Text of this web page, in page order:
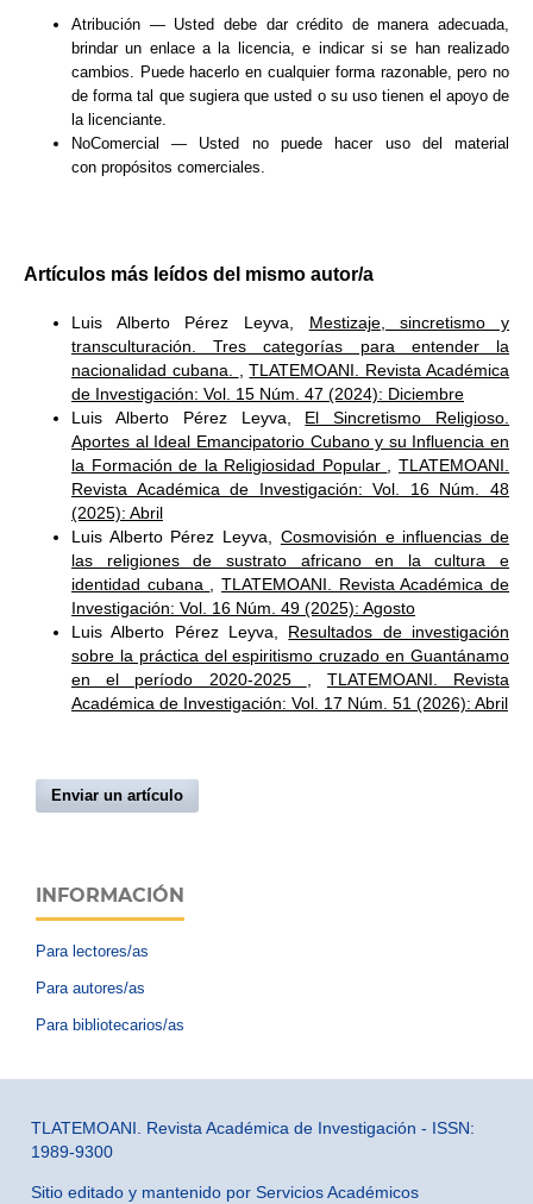
Atribución — Usted debe darcrédito de manera adecuada
brindar un enlace a la licencia, e indicar si se han realizado
cambios . Puede hacerlo en cualquier forma razonable, pero no
de forma tal que sugiera que usted o su uso tienen el apoyo de
la licenciante.
NoComercial — Usted no puede hacer uso del material
con propósitos comerciales
Artículos más leídos del mismo autor/a
Luis Alberto Pérez Leyva, Mestizaje, sincretismo y
transculturación. Tres categorías para entender la
nacionalidad cubana.
,TLATEMOANI. Revista Académica
de Investigación: Vol. 15 Núm. 47 (2024): Diciembre
Luis Alberto Pérez Leyva, El Sincretismo Religioso.
Aportes al Ideal Emancipatorio Cubano y su Influencia en
la Formación de la Religiosidad Popular
,TLATEMOANI.
Revista Académica de Investigación: Vol. 16 Núm. 48
(2025): Abril
Luis Alberto Pérez Leyva, Cosmovisión e influencias de
las religiones de sustrato africano en la cultura e
identidad cubana
,TLATEMOANI. Revista Académica de
Investigación: Vol. 16 Núm. 49 (2025): Agosto
Luis Alberto Pérez Leyva, Resultados de investigación
sobre la práctica del espiritismo cruzado en Guantánamo
en el período 2020-2025
TLATEMOANI. Revista
Académica de Investigación: Vol. 17 Núm. 51 (2026): Abril
Enviar un artículo
INFORMACIÓN
Para lectores/as
Para autores/as
Para bibliotecarios/as
TLATEMOANI. Revista Académica de Investigación - ISSN:
1989-9300
Sitio editado y mantenido por Servicios Académicos